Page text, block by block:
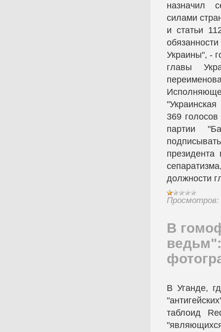
назначил
силами
и статьи
Украины", -
главы
369
партии
должности
Просмотров:
В
В Уганде,
таблоид